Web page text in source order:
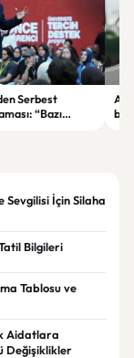
Serbest
“Bazı
Sevgilisi İçin Silaha
Bilgileri
Tablosu ve
Aidatlara
Değişiklikler